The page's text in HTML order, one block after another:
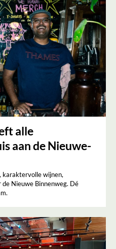
alle
aan de Nieuwe-
karaktervolle wijnen,
Nieuwe Binnenweg. Dé